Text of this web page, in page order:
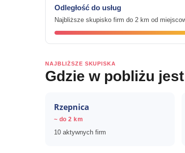
Odległość do usług
Najbliższe skupisko firm do 2 km od
NAJBLIŻSZE SKUPISKA
Gdzie w pobliżu
Rzepnica
~ do 2 km
10 aktywnych firm